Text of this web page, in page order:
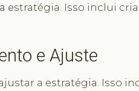
estratégia. Isso inclui
e Ajuste
a estratégia. Isso